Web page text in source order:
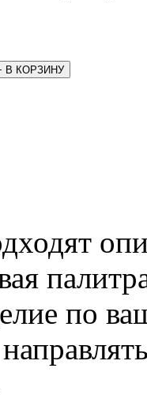
В КОРЗИНУ
по